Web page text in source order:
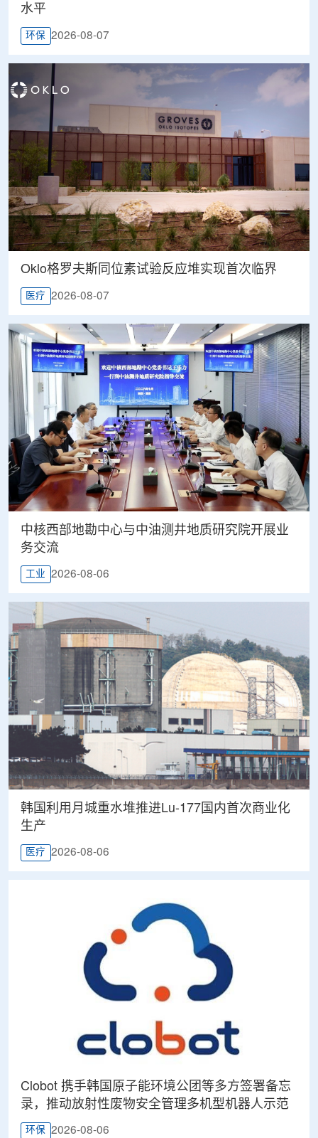
水平
环保 2026-08-07
Oklo格罗夫斯同位素试验反应堆实现首次临界
医疗 2026-08-07
中核西部地勘中心与中油测井地质研究院开展业
务交流
工业 2026-08-06
韩国利用月城重水堆推进Lu-177国内首次商业化
生产
医疗 2026-08-06
Clobot 携手韩国原子能环境公团等多方签署备忘
录，推动放射性废物安全管理多机型机器人示范
环保 2026-08-06